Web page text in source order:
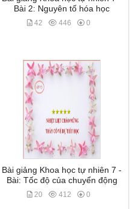
Bài 2: Nguyên tố hóa học
42 446 0
Bài giảng Khoa học tự nhiên 7 -
Bài: Tốc độ của chuyển động
20 412 0